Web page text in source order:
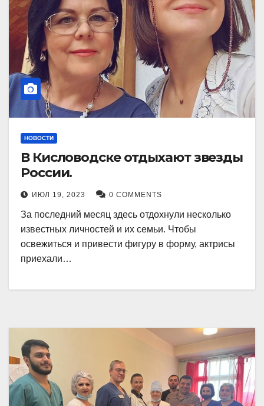
НОВОСТИ
В Кисловодске отдыхают звезды
России.
ИЮЛ 19, 2023 0 COMMENTS
За последний месяц здесь отдохнули несколько
известных личностей и их семьи. Чтобы
освежиться и привести фигуру в форму, актрисы
приехали…